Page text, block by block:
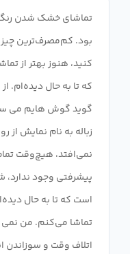
تماشای خشک شدن رنگ
بود. کم‌مصرف‌ترین
کنید، هنوز بهتر از
که تا به حال دیده‌ام.
گوید گوش هایم می
زباله به نام نمایش
نمی‌افتد، هیچ‌وقت
پیشرفتی وجود
تماشا می‌کنم. من نمی
اتلاف وقت و سوزاندن